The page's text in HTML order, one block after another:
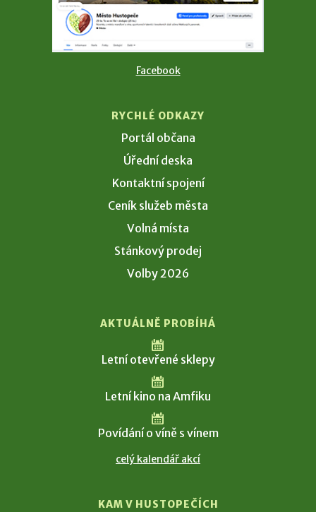
Facebook
RYCHLÉ ODKAZY
Portál občana
Úřední deska
Kontaktní spojení
Ceník služeb města
Volná místa
Stánkový prodej
Volby 2026
AKTUÁLNĚ PROBÍHÁ
Letní otevřené sklepy
Letní kino na Amfiku
Povídání o víně s vínem
celý kalendář akcí
KAM V HUSTOPEČÍCH